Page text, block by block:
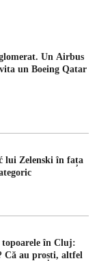
Un Airbus
un Boeing Qatar
lui Zelenski în fața
topoarele în Cluj:
Că au proști, altfel